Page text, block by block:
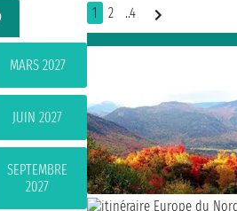
MARS 2027
JUIN 2027
SEPTEMBRE
2027
1 2 ..4